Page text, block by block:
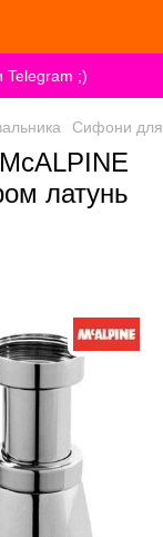
Telegram ;)
Сифони для
латунь